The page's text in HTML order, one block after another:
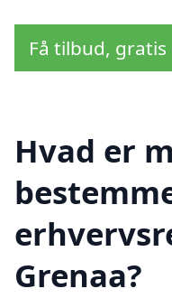
Få tilbud,
Hvad er
Grenaa?